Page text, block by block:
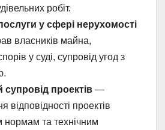
робіт.
у сфері нерухомості
власників майна,
у суді, супровід угод з
супровід проектів —
відповідності проектів
нормам та технічним